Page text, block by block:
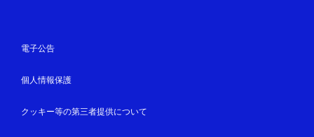
電子公告
個人情報保護
クッキー等の第三者提供について